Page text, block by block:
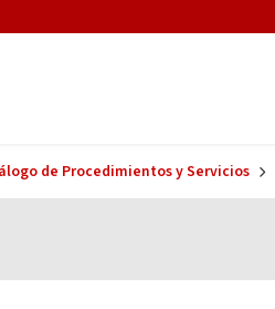
de Procedimientos y Servicios